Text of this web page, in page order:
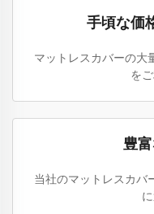
手頃な価
マットレスカバーの大
を
豊
当社のマットレスカバ